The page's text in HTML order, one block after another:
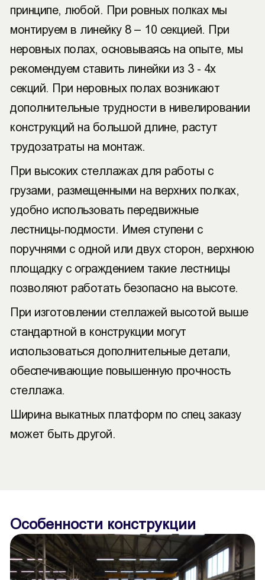
принципе, любой. При ровных полках мы
монтируем в линейку 8 – 10 секцией. При
неровных полах, основываясь на опыте, мы
рекомендуем ставить линейки из 3 - 4х
секций. При неровных полах возникают
дополнительные трудности в нивелировании
конструкций на большой длине, растут
трудозатраты на монтаж.
При высоких стеллажах для работы с
грузами, размещенными на верхних полках,
удобно использовать передвижные
лестницы-подмости. Имея ступени с
поручнями с одной или двух сторон, верхнюю
площадку с ограждением такие лестницы
позволяют работать безопасно на высоте.
При изготовлении стеллажей высотой выше
стандартной в конструкции могут
использоваться дополнительные детали,
обеспечивающие повышенную прочность
стеллажа.
Ширина выкатных платформ по спец заказу
может быть другой.
Особенности конструкции